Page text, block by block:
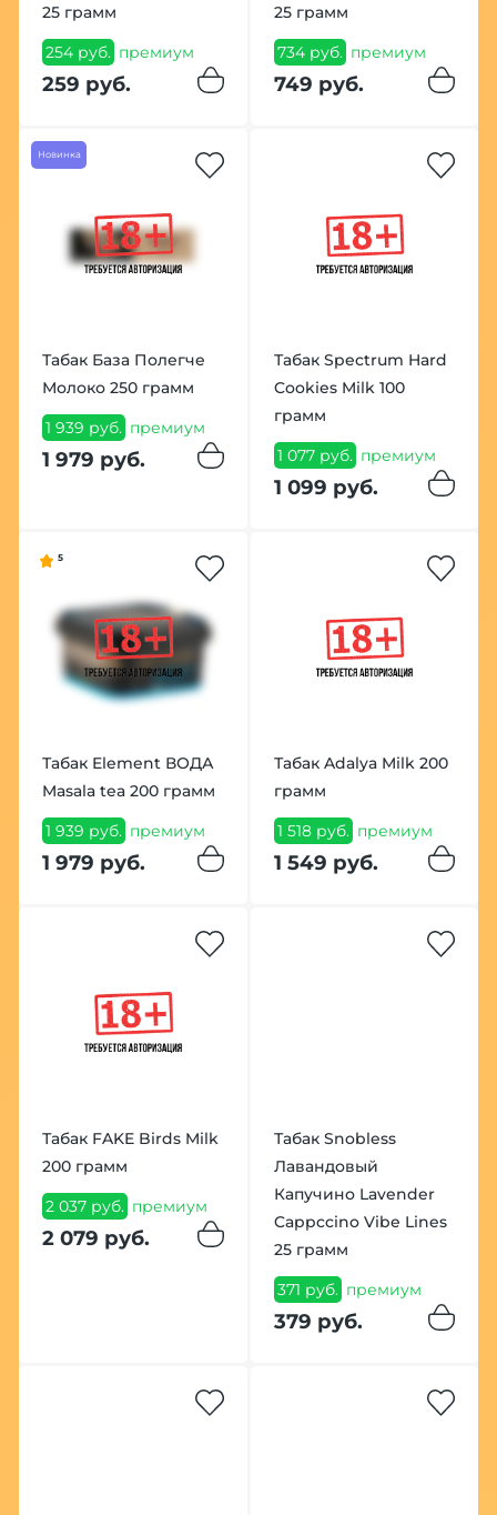
25 грамм
254 руб. премиум
259 руб.
25 грамм
734 руб. премиум
749 руб.
Новинка
Табак База Полегче
Молоко 250 грамм
1 939 руб. премиум
1 979 руб.
Табак Spectrum Hard
Cookies Milk 100
грамм
1 077 руб. премиум
1 099 руб.
5
Табак Element ВОДА
Masala tea 200 грамм
1 939 руб. премиум
1 979 руб.
Табак Adalya Milk 200
грамм
1 518 руб. премиум
1 549 руб.
Табак FAKE Birds Milk
200 грамм
2 037 руб. премиум
2 079 руб.
Табак Snobless
Лавандовый
Капучино Lavender
Cappccino Vibe Lines
25 грамм
371 руб. премиум
379 руб.